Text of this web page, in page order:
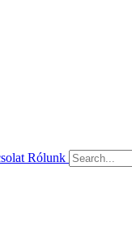
Rólunk